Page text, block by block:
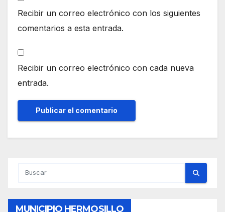
Recibir un correo electrónico con los siguientes
comentarios a esta entrada.
Recibir un correo electrónico con cada nueva
entrada.
MUNICIPIO HERMOSILLO